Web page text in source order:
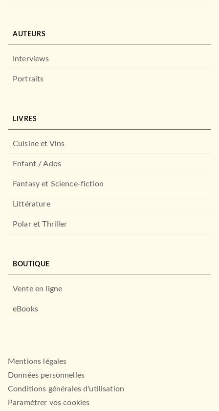
AUTEURS
Interviews
Portraits
LIVRES
Cuisine et Vins
Enfant / Ados
Fantasy et Science-fiction
Littérature
Polar et Thriller
BOUTIQUE
Vente en ligne
eBooks
Mentions légales
Données personnelles
Conditions générales d'utilisation
Paramétrer vos cookies